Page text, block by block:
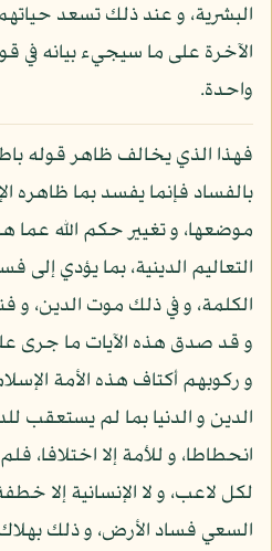
البشرية، و عند ذلك تسعد حياتهم
الآخرة على ما سيجيء بيانه في
واحدة.
فهذا الذي يخالف ظاهر قوله
بالفساد فإنما يفسد بما ظاهره
موضعها، و تغيير حكم الله عما
التعاليم الدينية، بما يؤدي إلى
الكلمة، و في ذلك موت الدين، و
و قد صدق هذه الآيات ما جرى
و ركوبهم أكتاف هذه الأمة
الدين و الدنيا بما لم يستعقب
انحطاطا، و للأمة إلا اختلافا،
لكل لاعب، و لا الإنسانية إلا
السعي فساد الأرض، و ذلك بهلاك